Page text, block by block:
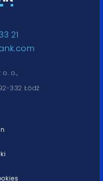
21
o. o.,
332 Łódź